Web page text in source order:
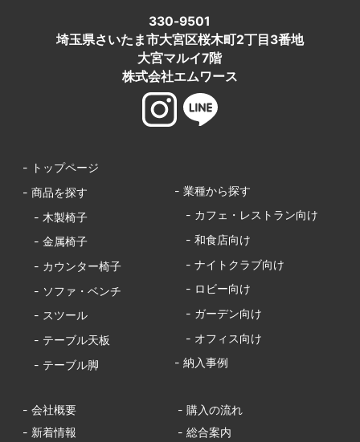
330-9501
埼玉県さいたま市大宮区桜木町2丁目3番地
大宮マルイ7階
株式会社エムワース
- トップページ
- 商品を探す
- 木製椅子
- 金属椅子
- カウンター椅子
- ソファ・ベンチ
- スツール
- テーブル天板
- テーブル脚
- 業種から探す
- カフェ・レストラン向け
- 和食店向け
- ナイトクラブ向け
- ロビー向け
- ガーデン向け
- オフィス向け
- 納入事例
- 会社概要
- 購入の流れ
- 新着情報
- 総合案内